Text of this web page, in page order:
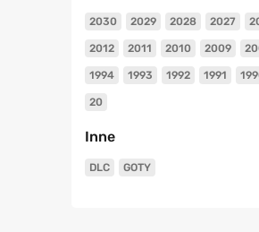
2030 2029 2028 2027
2012 2011 2010 2009
1994 1993 1992 1991
20
Inne
DLC GOTY